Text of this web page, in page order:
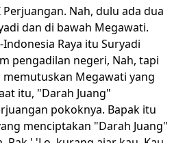
Nah, dulu ada dua
dan di bawah Megawati.
Raya itu Suryadi
pengadilan negeri, Nah, tapi
Megawati yang
itu, "Darah Juang"
pokoknya. Bapak itu
menciptakan "Darah Juang"